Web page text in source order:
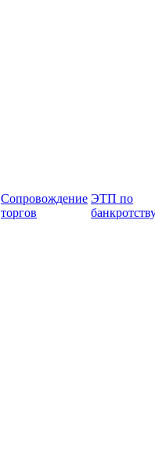
Сопровождение
торгов
ЭТП по